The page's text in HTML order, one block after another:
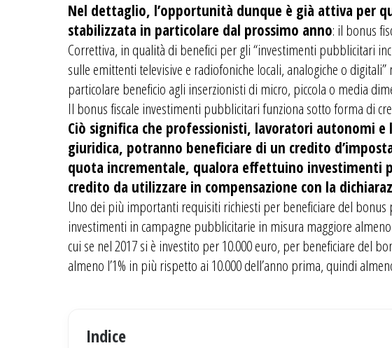
Nel dettaglio, l’opportunità dunque è già attiva per
stabilizzata in particolare dal prossimo anno: il bonus
Correttiva, in qualità di benefici per gli “investimenti pubblicitari
sulle emittenti televisive e radiofoniche locali, analogiche o
particolare beneficio agli inserzionisti di micro, piccola o media
Il bonus fiscale investimenti pubblicitari funziona sotto forma di
Ciò significa che professionisti, lavoratori autonomi e
giuridica, potranno beneficiare di un credito
quota incrementale, qualora effettuino investimenti
credito da utilizzare in compensazione con la
Uno dei più importanti requisiti richiesti per beneficiare del
investimenti in campagne pubblicitarie in misura maggiore
cui se nel 2017 si è investito per 10.000 euro, per beneficiare del
almeno l’1% in più rispetto ai 10.000 dell’anno prima, quindi
Indice